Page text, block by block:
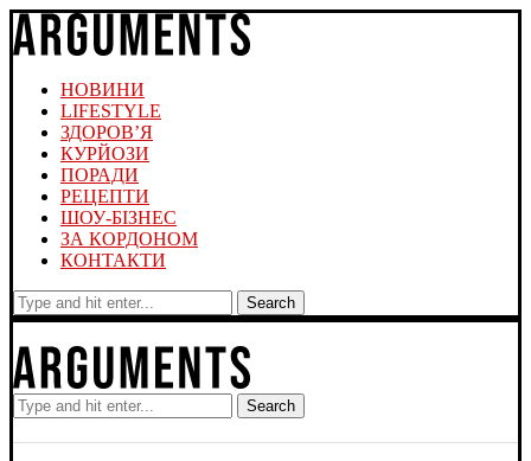
НОВИНИ
LIFESTYLE
ЗДОРОВ’Я
КУРЙОЗИ
ПОРАДИ
РЕЦЕПТИ
ШОУ-БІЗНЕС
ЗА КОРДОНОМ
КОНТАКТИ
Search
Search